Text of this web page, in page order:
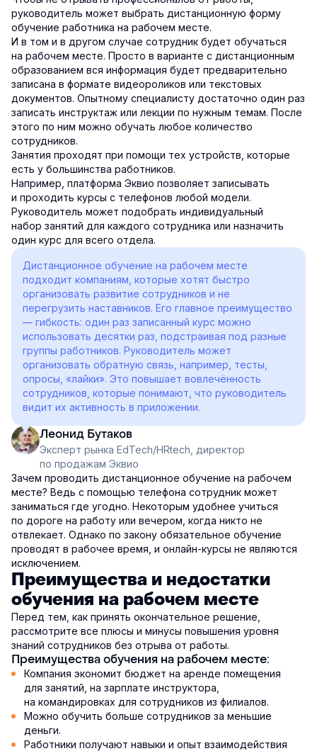
руководитель может выбрать дистанционную форму
обучение работника на рабочем месте.
И в том и в другом случае сотрудник будет обучаться
на рабочем месте. Просто в варианте с дистанционным
образованием вся информация будет предварительно
записана в формате видеороликов или текстовых
документов. Опытному специалисту достаточно один раз
записать инструктаж или лекции по нужным темам. После
этого по ним можно обучать любое количество
сотрудников.
Занятия проходят при помощи тех устройств, которые
есть у большинства работников.
Например, платформа Эквио позволяет записывать
и проходить курсы с телефонов любой модели.
Руководитель может подобрать индивидуальный
набор занятий для каждого сотрудника или назначить
один курс для всего отдела.
Дистанционное обучение на рабочем месте
подходит компаниям, которые хотят быстро
организовать развитие сотрудников и не
перегрузить наставников. Его главное преимущество
— гибкость: один раз записанный курс можно
использовать десятки раз, подстраивая под разные
группы работников. Руководитель может
организовать обратную связь, например, тесты,
опросы, «лайки». Это повышает вовлечённость
сотрудников, которые понимают, что руководитель
видит их активность в приложении.
Леонид Бутаков
Эксперт рынка EdTech/HRtech, директор
по продажам Эквио
Зачем проводить дистанционное обучение на рабочем
месте? Ведь с помощью телефона сотрудник может
заниматься где угодно. Некоторым удобнее учиться
по дороге на работу или вечером, когда никто не
отвлекает. Однако по закону обязательное обучение
проводят в рабочее время, и онлайн-курсы не являются
исключением.
Преимущества и недостатки
обучения на рабочем месте
Перед тем, как принять окончательное решение,
рассмотрите все плюсы и минусы повышения уровня
знаний сотрудников без отрыва от работы.
Преимущества обучения на рабочем месте:
Компания экономит бюджет на аренде помещения
для занятий, на зарплате инструктора,
на командировках для сотрудников из филиалов.
Можно обучить больше сотрудников за меньшие
деньги.
Работники получают навыки и опыт взаимодействия